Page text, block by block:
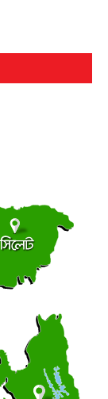
চড়-কাণ্ড
১১ দলের